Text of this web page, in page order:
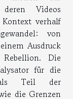
Videos
verhalf
von
Ausdruck
Die
für die
als Teil der
die Grenzen